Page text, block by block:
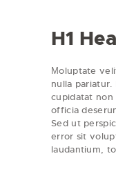
H1
Мoluptate
nulla
cupidatat
officia
Sed ut
error sit
laudantium,